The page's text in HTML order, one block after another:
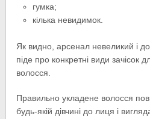
гумка;
кілька невидимок.
Як видно, арсенал невеликий і
піде про конкретні види зачісок
волосся.
Правильно укладене волосся
будь-якій дівчині до лиця і